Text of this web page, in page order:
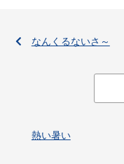
なんくるないさ～
熱い暑い